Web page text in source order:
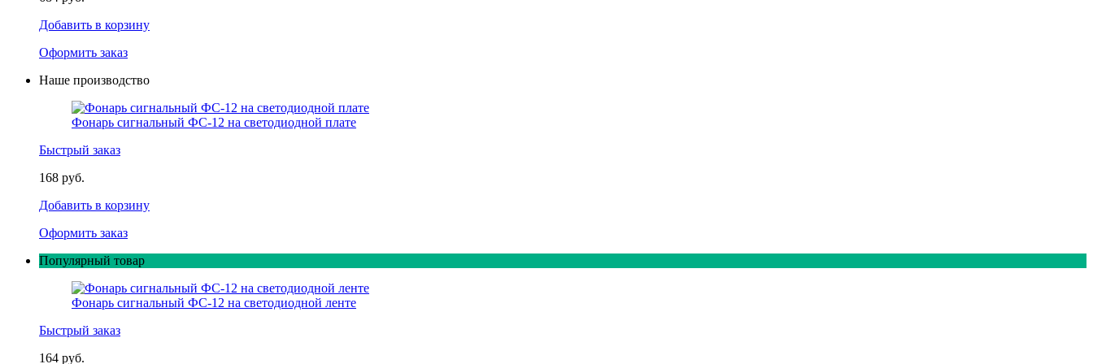
Добавить в корзину
Оформить заказ
Наше производство
Фонарь сигнальный ФС-12 на светодиодной плате
Быстрый заказ
168 руб.
Добавить в корзину
Оформить заказ
Популярный товар
Фонарь сигнальный ФС-12 на светодиодной ленте
Быстрый заказ
164 руб.